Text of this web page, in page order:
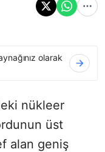
olarak
nükleer
üst
alan geniş